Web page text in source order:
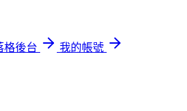
格後台
我的帳號